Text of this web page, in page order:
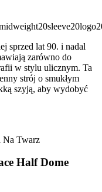
sprzed lat 90. i nadal
zarówno do
w stylu ulicznym. Ta
strój o smukłym
szyją, aby wydobyć
Na Twarz
Half Dome